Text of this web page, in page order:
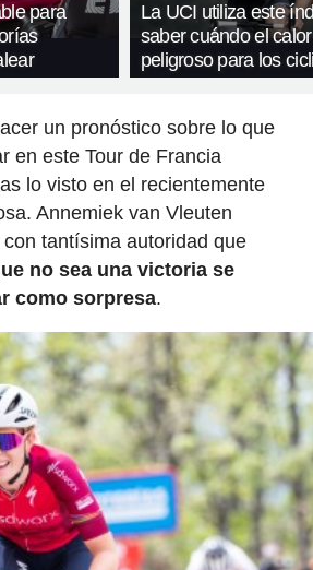
para
La UCI utiliza este
saber cuándo el
peligroso para los
un pronóstico sobre lo que
en este Tour de Francia
lo visto en el recientemente
Annemiek van Vleuten
tantísima autoridad que
no sea una victoria se
como sorpresa.